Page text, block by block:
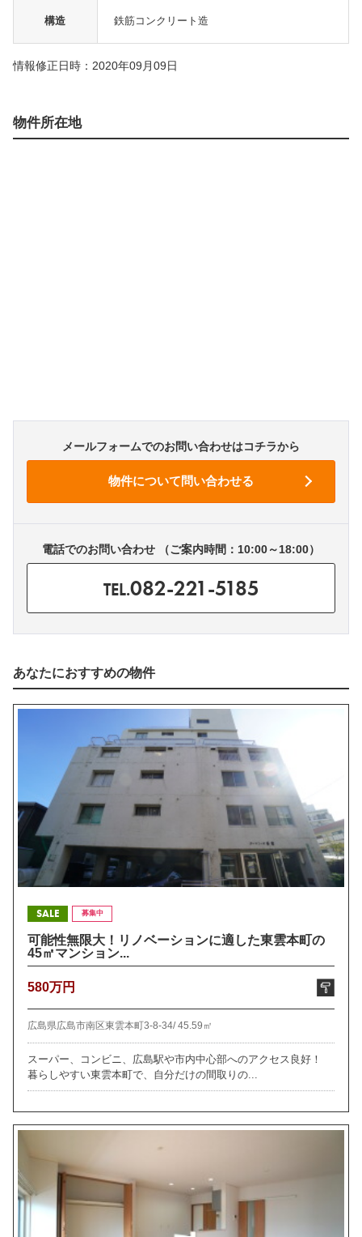
構造 鉄筋コンクリート造
情報修正日時：2020年09月09日
物件所在地
メールフォームでのお問い合わせはコチラから
電話でのお問い合わせ （ご案内時間：10:00～18:00）
TEL.082-221-5185
あなたにおすすめの物件
SALE 募集中
可能性無限大！リノベーションに適した東雲本町の
45㎡マンション...
580万円
広島県広島市南区東雲本町3-8-34/45.59㎡
スーパー、コンビニ、広島駅や市内中心部へのアクセス良好！
暮らしやすい東雲本町で、自分だけの間取りの...